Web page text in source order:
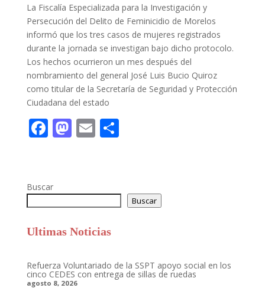
La Fiscalía Especializada para la Investigación y
Persecución del Delito de Feminicidio de Morelos
informó que los tres casos de mujeres registrados
durante la jornada se investigan bajo dicho protocolo.
Los hechos ocurrieron un mes después del
nombramiento del general José Luis Bucio Quiroz
como titular de la Secretaría de Seguridad y Protección
Ciudadana del estado
F
b
o
k
M
o
n
E C
ar
Buscar
Buscar
Ultimas Noticias
Refuerza Voluntariado de la SSPT apoyo social en los
cinco CEDES con entrega de sillas de ruedas
agosto 8, 2026